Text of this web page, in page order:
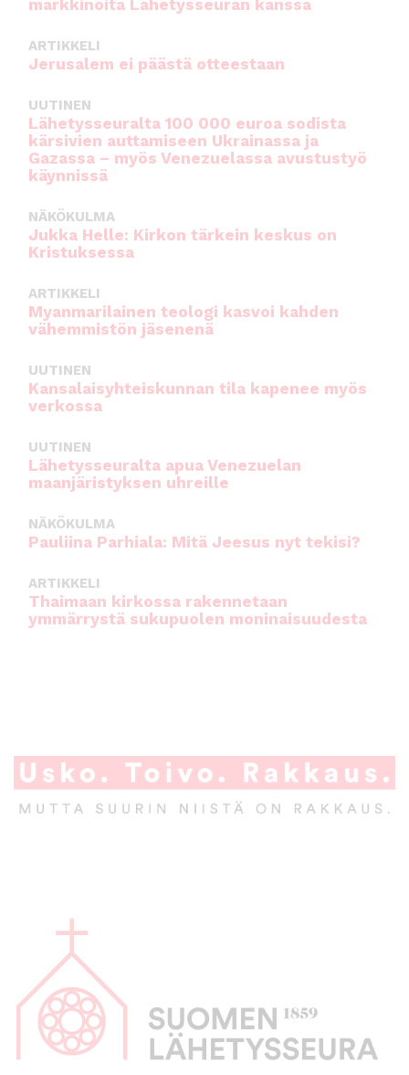
markkinoita Lähetysseuran kanssa
ARTIKKELI
Jerusalem ei päästä otteestaan
UUTINEN
Lähetysseuralta 100 000 euroa sodista
kärsivien auttamiseen Ukrainassa ja
Gazassa – myös Venezuelassa avustustyö
käynnissä
NÄKÖKULMA
Jukka Helle: Kirkon tärkein keskus on
Kristuksessa
ARTIKKELI
Myanmarilainen teologi kasvoi kahden
vähemmistön jäsenenä
UUTINEN
Kansalaisyhteiskunnan tila kapenee myös
verkossa
UUTINEN
Lähetysseuralta apua Venezuelan
maanjäristyksen uhreille
NÄKÖKULMA
Pauliina Parhiala: Mitä Jeesus nyt tekisi?
ARTIKKELI
Thaimaan kirkossa rakennetaan
ymmärrystä sukupuolen moninaisuudesta
p